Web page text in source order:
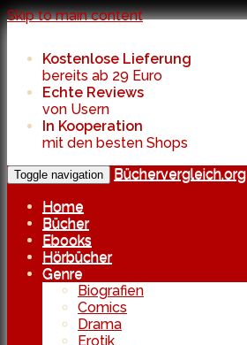
Skip to main content
Kostenlose Lieferung
bereits ab 29 Euro
Echte Reviews
von Usern
In Kooperation
mit den besten Shops
Toggle navigation
Büchervergleich.org
Home
Bücher
Ebooks
Hörbücher
Genre
Biografien
Comics
Drama
Erotik